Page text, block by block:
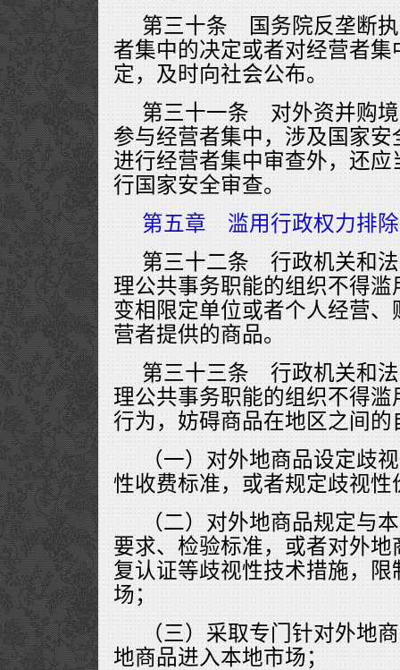
第三十条 国务院反垄断
者集中的决定或者对经营者
定，及时向社会公布。
第三十一条 对外资并购
参与经营者集中，涉及国家
进行经营者集中审查外，还
行国家安全审查。
第五章 滥用行政权力排
第三十二条 行政机关和
理公共事务职能的组织不得
变相限定单位或者个人经营
营者提供的商品。
第三十三条 行政机关和
理公共事务职能的组织不得
行为，妨碍商品在地区之间的
（一）对外地商品设定歧
性收费标准，或者规定歧视性
（二）对外地商品规定与
要求、检验标准，或者对外
复认证等歧视性技术措施，
场；
（三）采取专门针对外地
地商品进入本地市场；